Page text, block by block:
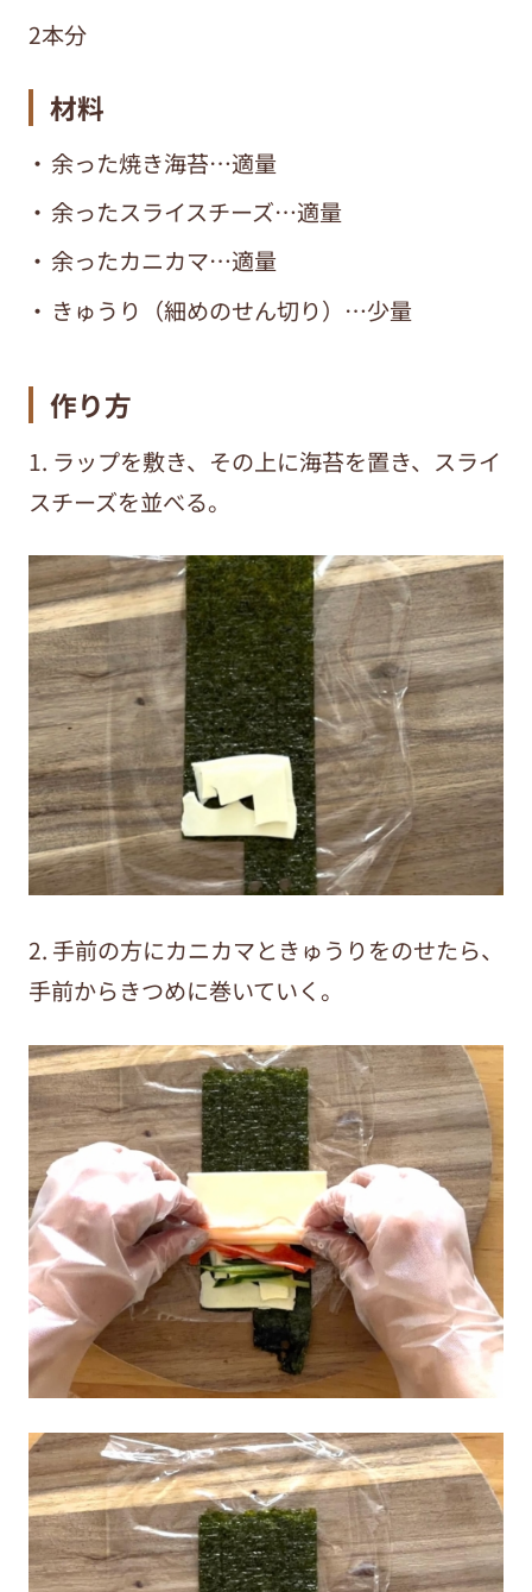
2本分
材料
余った焼き海苔…適量
余ったスライスチーズ…適量
余ったカニカマ…適量
きゅうり（細めのせん切り）…少量
作り方
1. ラップを敷き、その上に海苔を置き、スライ
スチーズを並べる。
2. 手前の方にカニカマときゅうりをのせたら、
手前からきつめに巻いていく。